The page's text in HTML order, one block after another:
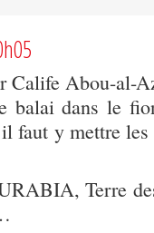
Calife Abou-al-
balai dans le
y mettre les
Terre